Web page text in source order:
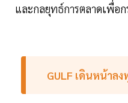
และกลยุทธ์การตลาดเพื่อ
GULF เดินหน้าล